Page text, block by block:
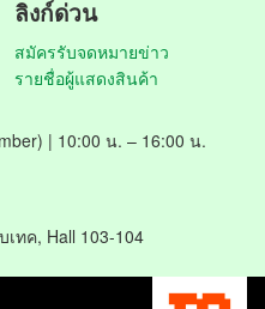
ลิงก์ด่วน
สมัครรับจดหมายข่าว
รายชื่อผู้แสดงสินค้า
| 10:00 น. – 16:00 น.
ทค, Hall 103-104